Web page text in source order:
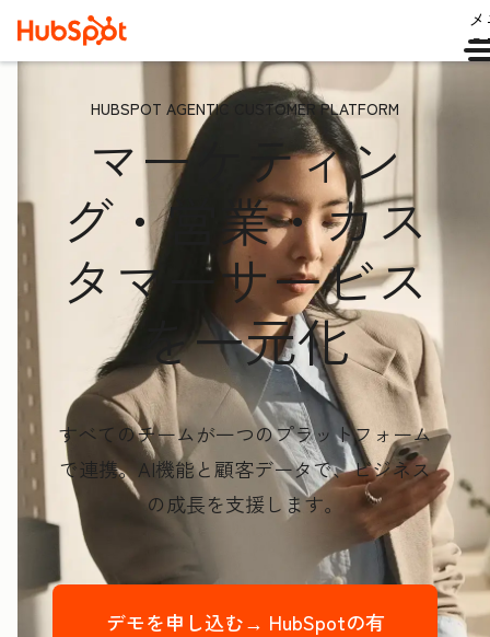
HUBSPOT AGENTIC CUSTOMER PLATFORM
マーケティン
グ・営業・カス
タマーサービス
を一元化
すべてのチームが一つのプラットフォーム
で連携。AI機能と顧客データで、ビジネス
の成長を支援します。
デモを申し込む→ HubSpotの有